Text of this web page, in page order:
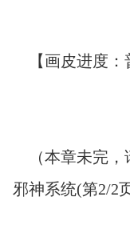
【画皮进度：
（本章未完，
邪神系统(第2/2